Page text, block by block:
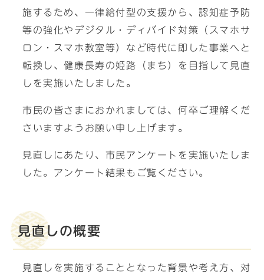
施するため、一律給付型の支援から、認知症予防
等の強化やデジタル・ディバイド対策（スマホサ
ロン・スマホ教室等）など時代に即した事業へと
転換し、健康長寿の姫路（まち）を目指して見直
しを実施いたしました。
市民の皆さまにおかれましては、何卒ご理解くだ
さいますようお願い申し上げます。
見直しにあたり、市民アンケートを実施いたしま
した。アンケート結果もご覧ください。
見直しの概要
見直しを実施することとなった背景や考え方、対